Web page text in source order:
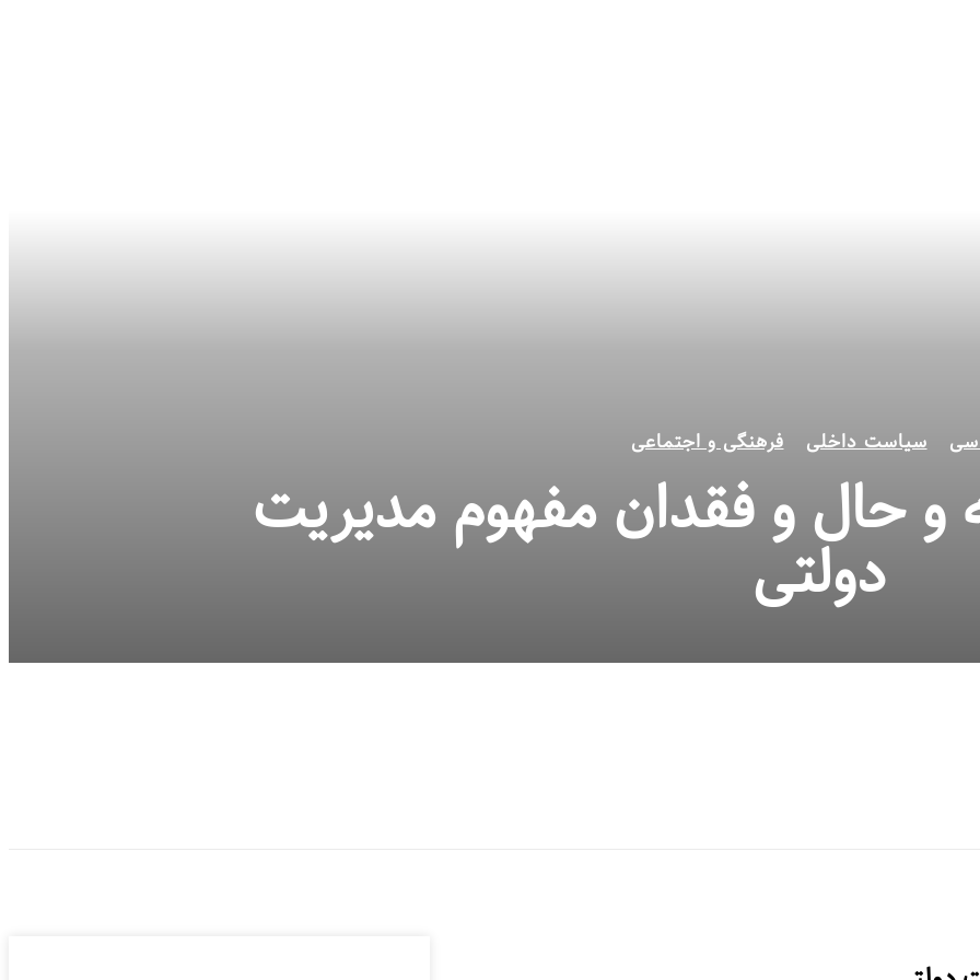
سیاست داخلی فرهنگی و اجتماعی
و حال و فقدان مفهوم مدیریت
دولتی